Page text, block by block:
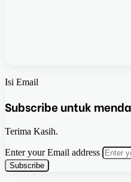
Isi Email
Subscribe untuk
Terima Kasih.
Enter your Email address